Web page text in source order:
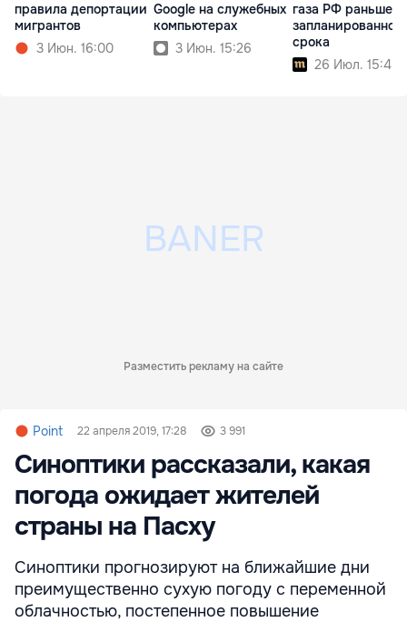
правила депортации
мигрантов
3 Июн. 16:00
Google на служебных
компьютерах
3 Июн. 15:26
газа РФ раньше
запланированного
срока
26 Июл. 15:45
Разместить рекламу на сайте
Point 22 апреля 2019, 17:28 3 991
Синоптики рассказали, какая
погода ожидает жителей
страны на Пасху
Синоптики прогнозируют на ближайшие дни
преимущественно сухую погоду с переменной
облачностью, постепенное повышение